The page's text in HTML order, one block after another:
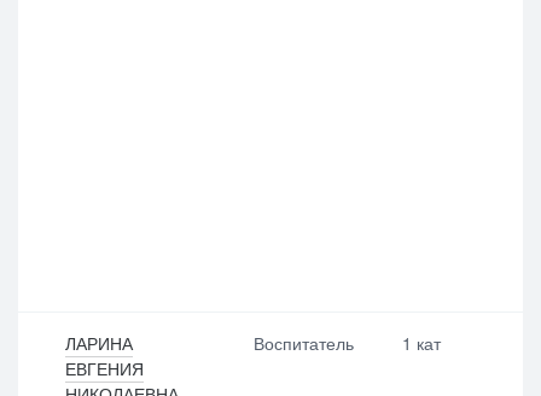
ЛАРИНА
ЕВГЕНИЯ
Воспитатель 1 кат